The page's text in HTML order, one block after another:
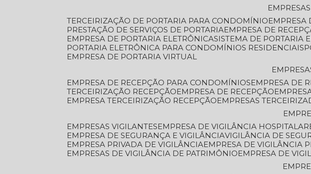
TERCEIRIZAÇÃO DE PORTARIA PARA CONDOMÍNIO
PRESTAÇÃO DE SERVIÇOS DE PORTARIA
EMPRESA DE
EMPRESA DE PORTARIA ELETRÔNICA SISTEMA DE
PORTARIA ELETRÔNICA PARA CONDOMÍNIOS RESIDENCIAIS
EMPRESA DE PORTARIA VIRTUAL
EMPRESA DE RECEPÇÃO PARA CONDOMÍNIOS
EMPRESA DE
TERCEIRIZAÇÃO RECEPÇÃO
EMPRESA DE RECEPÇÃO
EMPRESA TERCEIRIZAÇÃO RECEPÇÃO
EMPRESAS
EMPRESAS VIGILANTES
EMPRESA DE VIGILÂNCIA HOSPITALAR
EMPRESA DE SEGURANÇA E VIGILÂNCIA VIGILÂNCIA DE
EMPRESA PRIVADA DE VIGILÂNCIA
EMPRESA DE VIGILÂNCIA
EMPRESAS DE VIGILÂNCIA DE PATRIMÔNIO
EMPRESA DE